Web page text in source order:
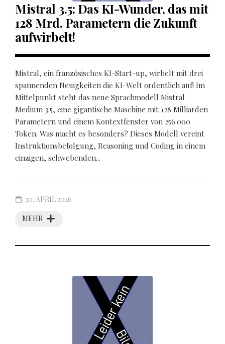
Mistral 3.5: Das KI-Wunder, das mit
128 Mrd. Parametern die Zukunft
aufwirbelt!
Mistral, ein französisches KI-Start-up, wirbelt mit drei
spannenden Neuigkeiten die KI-Welt ordentlich auf! Im
Mittelpunkt steht das neue Sprachmodell Mistral
Medium 3.5, eine gigantische Maschine mit 128 Milliarden
Parametern und einem Kontextfenster von 256.000
Token. Was macht es besonders? Dieses Modell vereint
Instruktionsbefolgung, Reasoning und Coding in einem
einzigen, schwebenden...
MEHR
30. APRIL 2026